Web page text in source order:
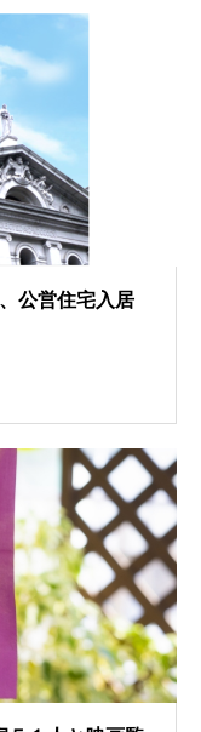
公営住宅入居